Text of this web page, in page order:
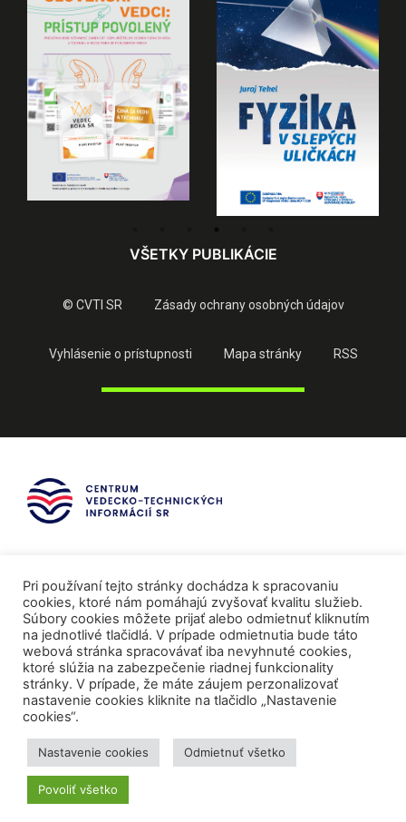
VŠETKY PUBLIKÁCIE
© CVTI SR Zásady ochrany osobných údajov
Vyhlásenie o prístupnosti Mapa stránky RSS
Mediálni partneri
Pri používaní tejto stránky dochádza k spracovaniu
cookies, ktoré nám pomáhajú zvyšovať kvalitu služieb.
Súbory cookies môžete prijať alebo odmietnuť kliknutím
na jednotlivé tlačidlá. V prípade odmietnutia bude táto
webová stránka spracovávať iba nevyhnuté cookies,
ktoré slúžia na zabezpečenie riadnej funkcionality
stránky. V prípade, že máte záujem perzonalizovať
nastavenie cookies kliknite na tlačidlo „Nastavenie
cookies“.
Nastavenie cookies Odmietnuť všetko
Povoliť všetko